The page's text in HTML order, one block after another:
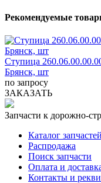
Рекомендуемые
Ступица
Брянск, шт
по запросу
ЗАКАЗАТЬ
Запчасти к дорожно-
Каталог запчастей
Распродажа
Поиск запчасти
Оплата и
Контакты и